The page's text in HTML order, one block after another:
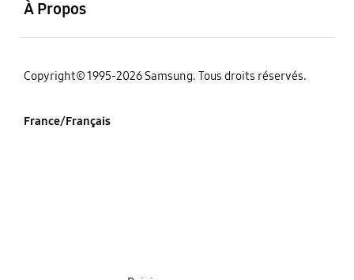
À Propos
‌Copyright© 1995-2026 Samsung. Tous droits réservés.
France/Français